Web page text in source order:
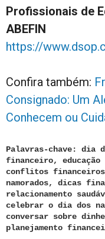
Profissionais de
ABEFIN
https://
Confira também:
Consignado: Um
Conhecem ou
Palavras-chave: dia
financeiro,
conflitos
namorados, dicas
relacionamento
celebrar o dia dos
conversar sobre
planejamento